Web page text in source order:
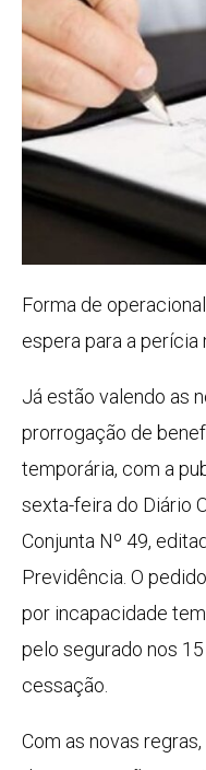
Forma de
espera para a perícia
Já estão valendo as
prorrogação de
temporária, com a
sexta-feira do Diário
Conjunta Nº 49,
Previdência. O
por incapacidade
pelo segurado nos
cessação.
Com as novas